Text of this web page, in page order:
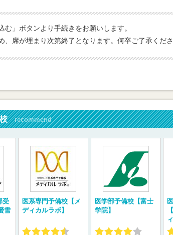
む」ボタンより手続きをお願いします。
、席が埋まり次第終了となります。何卒ご了承くださ
recommend
受
雪
医系専門予備校【メ
ディカルラボ】
医学部予備校【富士
学院】